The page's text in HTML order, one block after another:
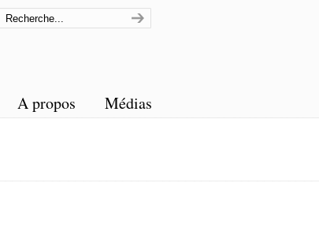
A propos Médias